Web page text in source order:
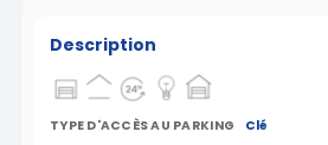
Description
TYPE D'ACCÈS AU PARKING Clé